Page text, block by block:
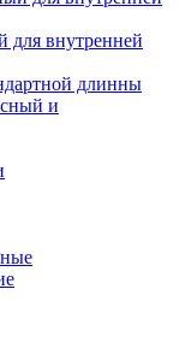
для внутренней
длинны
и